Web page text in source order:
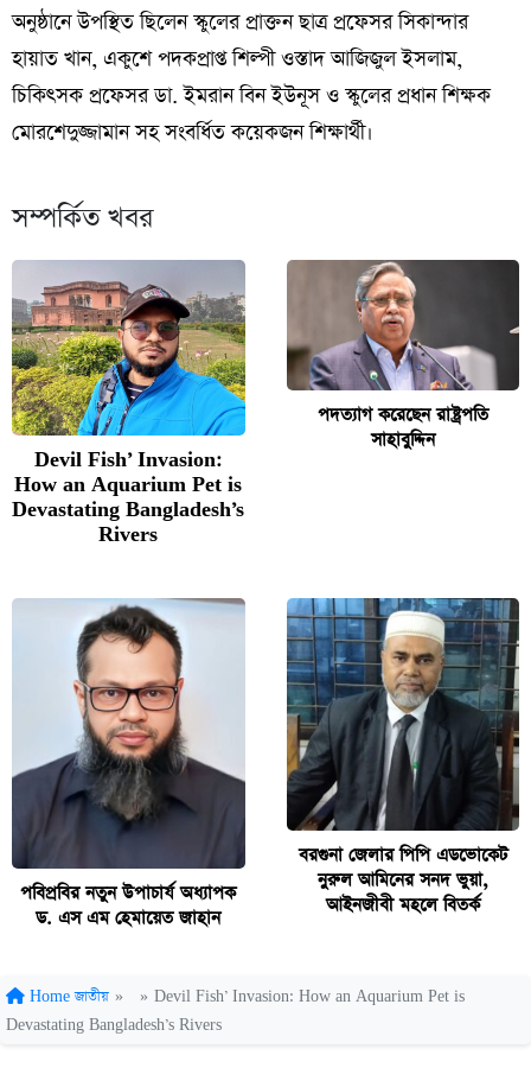
অনুষ্ঠানে উপস্থিত ছিলেন স্কুলের প্রাক্তন ছাত্র প্রফেসর সিকান্দার
হায়াত খান, একুশে পদকপ্রাপ্ত শিল্পী ওস্তাদ আজিজুল ইসলাম,
চিকিৎসক প্রফেসর ডা. ইমরান বিন ইউনূস ও স্কুলের প্রধান শিক্ষক
মোরশেদুজ্জামান সহ সংবর্ধিত কয়েকজন শিক্ষার্থী।
সম্পর্কিত খবর
Devil Fish’ Invasion:
How an Aquarium Pet is
Devastating Bangladesh’s
Rivers
পদত্যাগ করেছেন রাষ্ট্রপতি
সাহাবুদ্দিন
পবিপ্রবির নতুন উপাচার্য অধ্যাপক
ড. এস এম হেমায়েত জাহান
বরগুনা জেলার পিপি এডভোকেট
নুরুল আমিনের সনদ ভুয়া,
আইনজীবী মহলে বিতর্ক
Home জাতীয় » » Devil Fish’ Invasion: How an Aquarium Pet is
Devastating Bangladesh’s Rivers